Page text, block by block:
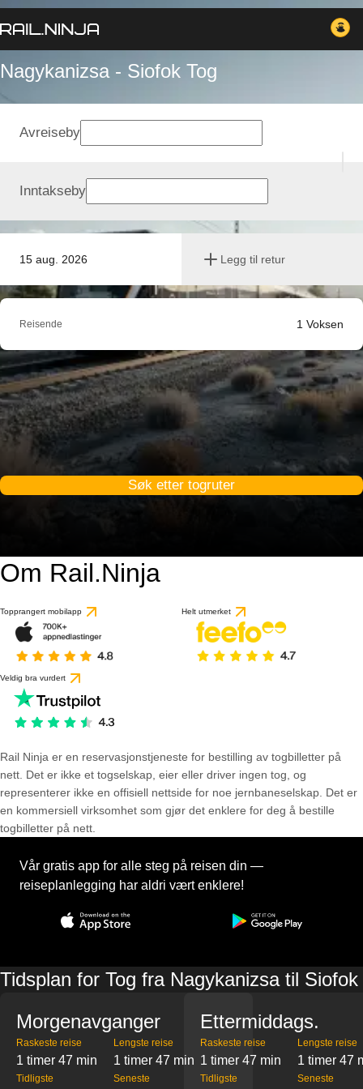
Nagykanizsa - Siofok Tog
15 aug. 2026 Legg til retur
Avreiseby
Inntakseby
Reisende 1 Voksen
Søk etter togruter
Om Rail.Ninja
Topprangert mobilapp Helt utmerket
Veldig bra vurdert
Rail Ninja er en reservasjons­tjeneste for bestilling av togbilletter på
nett. Det er ikke et togselskap, eier eller driver ingen tog, og
representerer ikke en offisiell nettside for noe jernbaneselskap. Det er
en kommersiell virksomhet som gjør det enklere for deg å bestille
togbilletter på nett.
Vår gratis app for alle steg på reisen din —
reiseplanlegging har aldri vært enklere!
Tidsplan for Tog fra Nagykanizsa til Siofok
Morgenavganger
Raskeste reise
1 timer 47 min
Lengste reise
1 timer 47 min
Tidligste Seneste
Ettermiddags.
Raskeste reise
1 timer 47 min
Lengste reise
1 timer 47
Tidligste Seneste